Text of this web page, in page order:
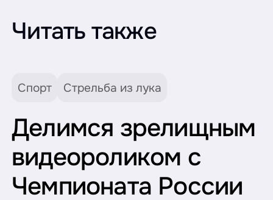
Читать также
Спорт Стрельба из лука
Делимся зрелищным
видеороликом с
Чемпионата России